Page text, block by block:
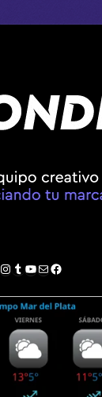
Instagram
Tumblr
YouTube
Correo electrónico
Facebook